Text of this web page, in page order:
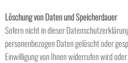
Löschung von Daten und Speicherdauer
Sofern nicht in dieser
personenbezogen Daten gelöscht oder
Einwilligung von Ihnen widerrufen wird